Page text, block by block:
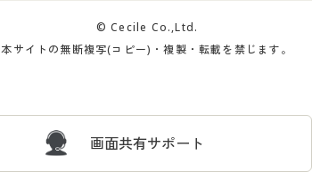
© Cecile Co.,Ltd.
本サイトの無断複写(コピー)・複製・転載を禁じます。
画面共有サポート